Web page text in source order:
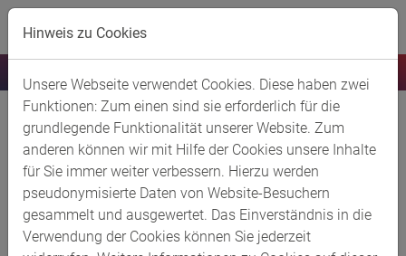
Skip to main content
Chemregion Rheinland: Transformation
trotz Krise
29.11.2022
Mehr als 200 Besucher kamen gestern zum 13.
ChemCologne Chemieforum zusammen, um sich über die
Hinweis zu Cookies
Unsere Webseite verwendet Cookies. Diese haben zwei
Funktionen: Zum einen sind sie erforderlich für die
grundlegende Funktionalität unserer Website. Zum
anderen können wir mit Hilfe der Cookies unsere Inhalte
für Sie immer weiter verbessern. Hierzu werden
pseudonymisierte Daten von Website-Besuchern
gesammelt und ausgewertet. Das Einverständnis in die
Verwendung der Cookies können Sie jederzeit